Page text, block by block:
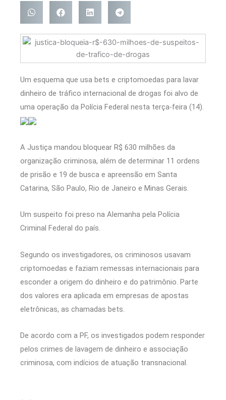
Um esquema que usa bets e criptomoedas para lavar
dinheiro de tráfico internacional de drogas foi alvo de
uma operação da Polícia Federal nesta terça-feira (14).
A Justiça mandou bloquear R$ 630 milhões da
organização criminosa, além de determinar 11 ordens
de prisão e 19 de busca e apreensão em Santa
Catarina, São Paulo, Rio de Janeiro e Minas Gerais.
Um suspeito foi preso na Alemanha pela Polícia
Criminal Federal do país.
Segundo os investigadores, os criminosos usavam
criptomoedas e faziam remessas internacionais para
esconder a origem do dinheiro e do patrimônio. Parte
dos valores era aplicada em empresas de apostas
eletrônicas, as chamadas bets.
De acordo com a PF, os investigados podem responder
pelos crimes de lavagem de dinheiro e associação
criminosa, com indícios de atuação transnacional.